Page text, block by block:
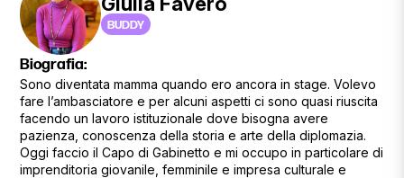
BUDDY
Biografia:
Sono diventata mamma quando ero ancora in stage. Volevo
fare l’ambasciatore e per alcuni aspetti ci sono quasi riuscita
facendo un lavoro istituzionale dove bisogna avere
pazienza, conoscenza della storia e arte della diplomazia.
Oggi faccio il Capo di Gabinetto e mi occupo in particolare di
imprenditoria giovanile, femminile e impresa culturale e